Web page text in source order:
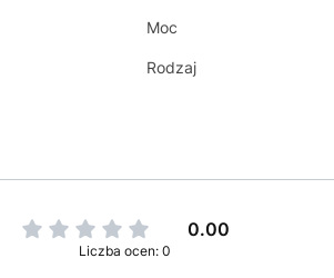
Moc
Rodzaj
0.00
Liczba ocen: 0